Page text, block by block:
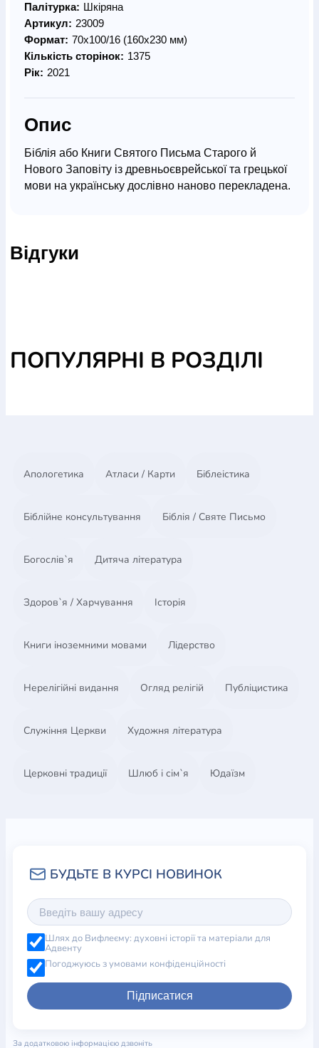
Палітурка: Шкіряна
Артикул: 23009
Формат: 70х100/16 (160х230 мм)
Кількість сторінок: 1375
Рік: 2021
Опис
Біблія або Книги Святого Письма Старого й
Нового Заповіту із древньоєврейської та грецької
мови на українську дослівно наново перекладена.
Виділено підзаголовки. Кольорові географічні
Відгуки
ПОПУЛЯРНІ В РОЗДІЛІ
Апологетика Атласи / Карти Біблеістика
Біблійне консультування Біблія / Святе Письмо
Богослів`я Дитяча література
Здоров`я / Харчування Історія
Книги іноземними мовами Лідерство
Нерелігійні видання Огляд релігій Публіцистика
Служіння Церкви Художня література
Церковні традиції Шлюб і сім`я Юдаїзм
Шлях до Вифлеєму: духовні історії та матеріали для
Адвенту
Погоджуюсь з умовами конфіденційності
Підписатися
За додатковою інформацією дзвоніть